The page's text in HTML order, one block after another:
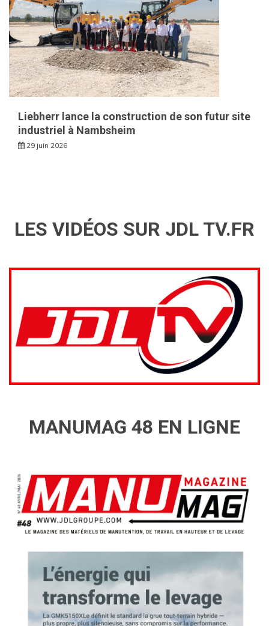
Liebherr lance la construction de son futur site
industriel à Nambsheim
29 juin 2026
LES VIDÉOS SUR JDL TV.FR
MANUMAG 48 EN LIGNE